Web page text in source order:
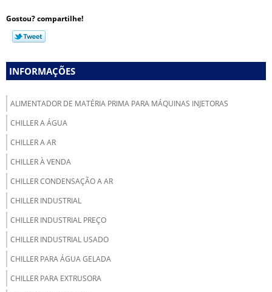
Gostou? compartilhe!
INFORMAÇÕES
ALIMENTADOR DE MATÉRIA PRIMA PARA MÁQUINAS INJETORAS
CHILLER A ÁGUA
CHILLER A AR
CHILLER À VENDA
CHILLER CONDENSAÇÃO A AR
CHILLER INDUSTRIAL
CHILLER INDUSTRIAL PREÇO
CHILLER INDUSTRIAL USADO
CHILLER PARA ÁGUA GELADA
CHILLER PARA EXTRUSORA